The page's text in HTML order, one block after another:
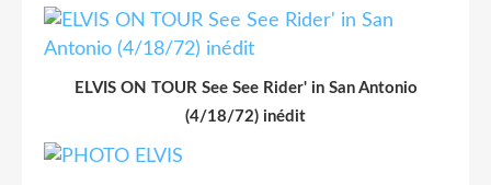
ELVIS ON TOUR See See Rider' in San Antonio
(4/18/72) inédit